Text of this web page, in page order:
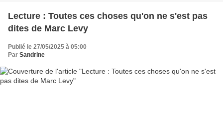
Lecture : Toutes ces choses qu'on ne s'est pas
dites de Marc Levy
Publié le 27/05/2025 à 05:00
Par Sandrine